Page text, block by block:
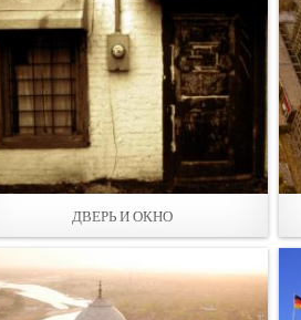
ДВЕРЬ И ОКНО